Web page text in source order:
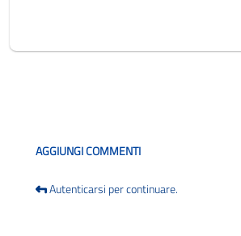
AGGIUNGI COMMENTI
Autenticarsi per continuare.